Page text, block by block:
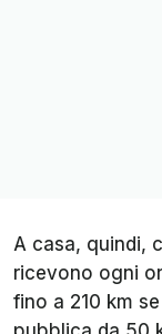
A casa, quindi,
ricevono ogni
fino a 210 km